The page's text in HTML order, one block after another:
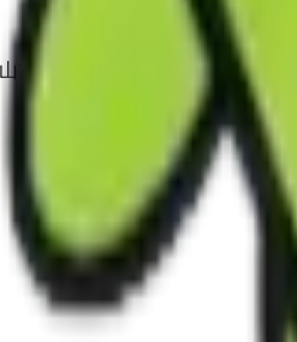
市、塩屋町、上三川町、壬生町